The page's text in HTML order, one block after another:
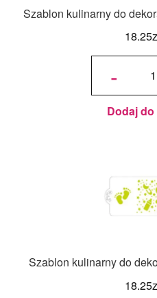
Szablon kulinarny do
18.25
-
ilość
do
dekoracji -
Wielkanoc
- Decora
Dodaj
Szablon kulinarny do
18.25